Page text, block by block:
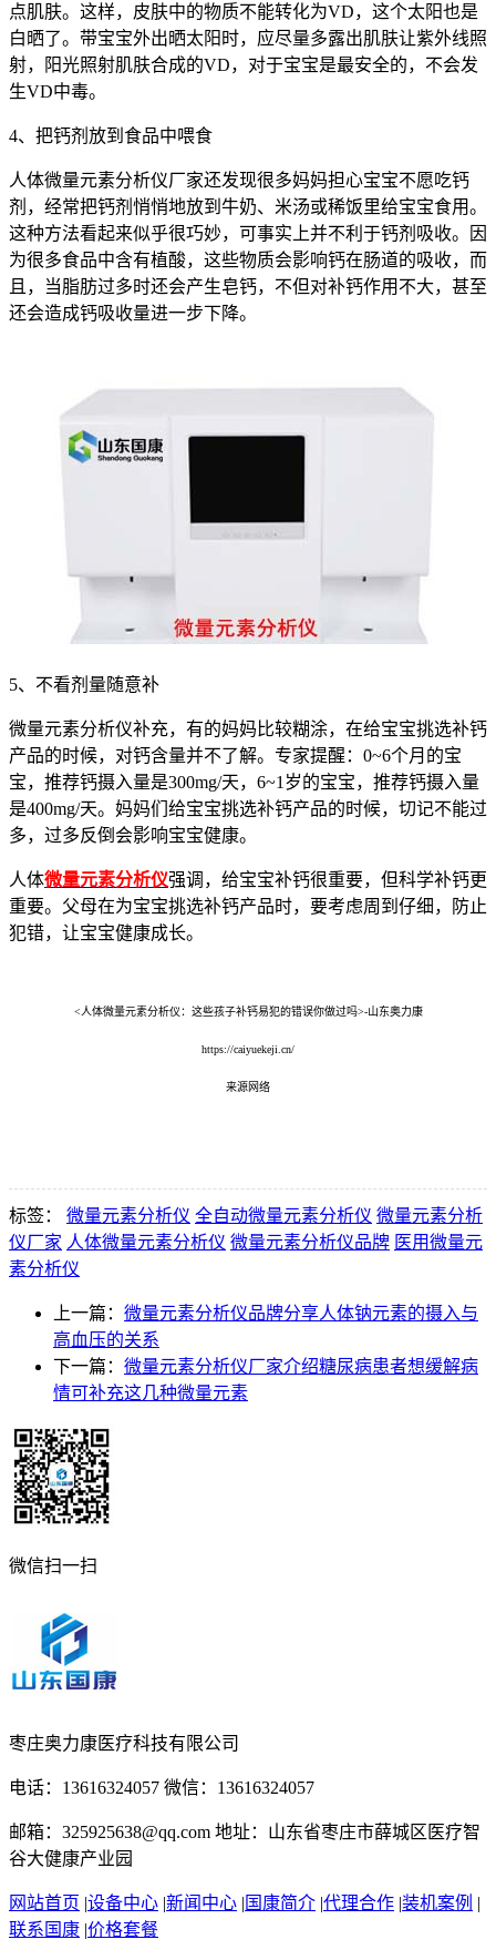
点肌肤。这样，皮肤中的物质不能转化为VD，这个太阳也是
白晒了。带宝宝外出晒太阳时，应尽量多露出肌肤让紫外线照
射，阳光照射肌肤合成的VD，对于宝宝是最安全的，不会发
生VD中毒。
4、把钙剂放到食品中喂食
人体微量元素分析仪厂家还发现很多妈妈担心宝宝不愿吃钙
剂，经常把钙剂悄悄地放到牛奶、米汤或稀饭里给宝宝食用。
这种方法看起来似乎很巧妙，可事实上并不利于钙剂吸收。因
为很多食品中含有植酸，这些物质会影响钙在肠道的吸收，而
且，当脂肪过多时还会产生皂钙，不但对补钙作用不大，甚至
还会造成钙吸收量进一步下降。
5、不看剂量随意补
微量元素分析仪补充，有的妈妈比较糊涂，在给宝宝挑选补钙
产品的时候，对钙含量并不了解。专家提醒：0~6个月的宝
宝，推荐钙摄入量是300mg/天，6~1岁的宝宝，推荐钙摄入量
是400mg/天。妈妈们给宝宝挑选补钙产品的时候，切记不能过
多，过多反倒会影响宝宝健康。
人体微量元素分析仪强调，给宝宝补钙很重要，但科学补钙更
重要。父母在为宝宝挑选补钙产品时，要考虑周到仔细，防止
犯错，让宝宝健康成长。
<人体微量元素分析仪：这些孩子补钙易犯的错误你做过吗>-山东奥力康
https://caiyuekeji.cn/
来源网络
标签： 微量元素分析仪 全自动微量元素分析仪 微量元素分析
仪厂家 人体微量元素分析仪 微量元素分析仪品牌 医用微量元
素分析仪
上一篇： 微量元素分析仪品牌分享人体钠元素的摄入与
高血压的关系
下一篇： 微量元素分析仪厂家介绍糖尿病患者想缓解病
情可补充这几种微量元素
微信扫一扫
枣庄奥力康医疗科技有限公司
电话：13616324057 微信：13616324057
邮箱：325925638@qq.com 地址：山东省枣庄市薛城区医疗智
谷大健康产业园
网站首页 |设备中心 |新闻中心 | 国康简介 |代理合作 |装机案例 |
联系国康 |价格套餐